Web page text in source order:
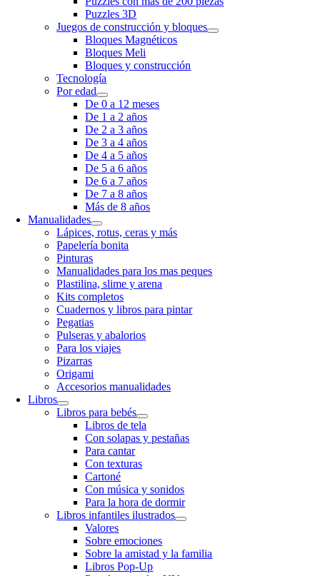
Puzzles 3D
Juegos de construcción y bloques
Bloques Magnéticos
Bloques Meli
Bloques y construcción
Tecnología
Por edad
De 0 a 12 meses
De 1 a 2 años
De 2 a 3 años
De 3 a 4 años
De 4 a 5 años
De 5 a 6 años
De 6 a 7 años
De 7 a 8 años
Más de 8 años
Manualidades
Lápices, rotus, ceras y más
Papelería bonita
Pinturas
Manualidades para los mas peques
Plastilina, slime y arena
Kits completos
Cuadernos y libros para pintar
Pegatias
Pulseras y abalorios
Para los viajes
Pizarras
Origami
Accesorios manualidades
Libros
Libros para bebés
Libros de tela
Con solapas y pestañas
Para cantar
Con texturas
Cartoné
Con música y sonidos
Para la hora de dormir
Libros infantiles ilustrados
Valores
Sobre emociones
Sobre la amistad y la familia
Libros Pop-Up